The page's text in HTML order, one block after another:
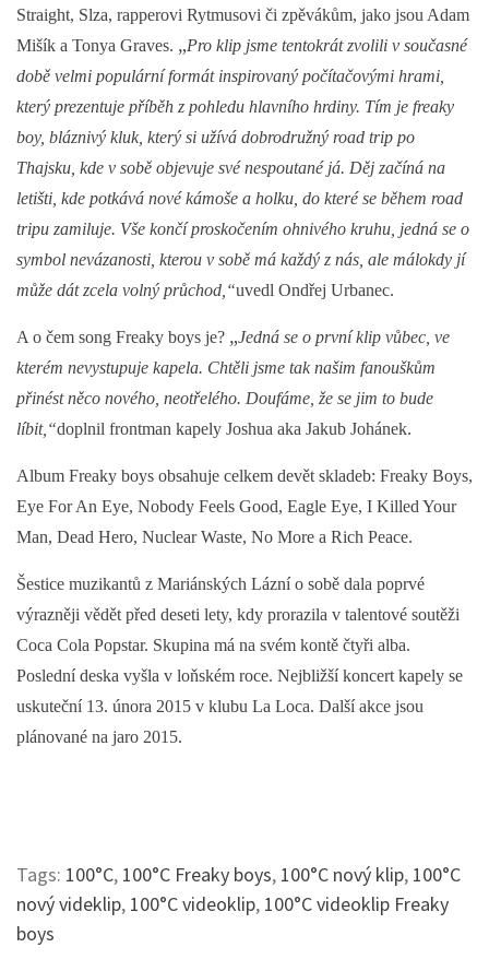
Straight, Slza, rapperovi Rytmusovi či zpěvákům, jako jsou Adam
Mišík a Tonya Graves. „Pro klip jsme tentokrát zvolili v současné
době velmi populární formát inspirovaný počítačovými hrami,
který prezentuje příběh z pohledu hlavního hrdiny. Tím je freaky
boy, bláznivý kluk, který si užívá dobrodružný road trip po
Thajsku, kde v sobě objevuje své nespoutané já. Děj začíná na
letišti, kde potkává nové kámoše a holku, do které se během road
tripu zamiluje. Vše končí proskočením ohnivého kruhu, jedná se o
symbol nevázanosti, kterou v sobě má každý z nás, ale málokdy jí
může dát zcela volný průchod,“uvedl Ondřej Urbanec.
A o čem song Freaky boys je? „Jedná se o první klip vůbec, ve
kterém nevystupuje kapela. Chtěli jsme tak našim fanouškům
přinést něco nového, neotřelého. Doufáme, že se jim to bude
líbit,“doplnil frontman kapely Joshua aka Jakub Johánek.
Album Freaky boys obsahuje celkem devět skladeb: Freaky Boys,
Eye For An Eye, Nobody Feels Good, Eagle Eye, I Killed Your
Man, Dead Hero, Nuclear Waste, No More a Rich Peace.
Šestice muzikantů z Mariánských Lázní o sobě dala poprvé
výrazněji vědět před deseti lety, kdy prorazila v talentové soutěži
Coca Cola Popstar. Skupina má na svém kontě čtyři alba.
Poslední deska vyšla v loňském roce. Nejbližší koncert kapely se
uskuteční 13. února 2015 v klubu La Loca. Další akce jsou
plánované na jaro 2015.
Tags: 100°C, 100°C Freaky boys, 100°C nový klip, 100°C
nový videklip, 100°C videoklip, 100°C videoklip Freaky
boys